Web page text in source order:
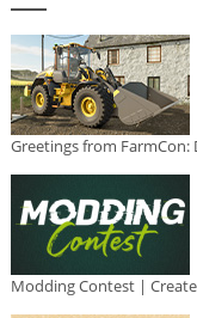
Greetings from
Modding Contest |